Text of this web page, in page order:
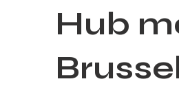
Hub